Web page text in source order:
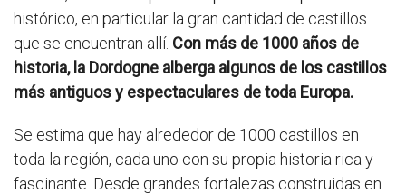
histórico, en particular la gran cantidad de castillos
que se encuentran allí. Con más de 1000 años de
historia, la Dordogne alberga algunos de los castillos
más antiguos y espectaculares de toda Europa.
Se estima que hay alrededor de 1000 castillos en
toda la región, cada uno con su propia historia rica y
fascinante. Desde grandes fortalezas construidas en